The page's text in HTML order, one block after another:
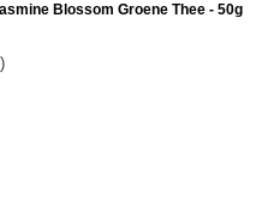
Blossom Groene Thee - 50g